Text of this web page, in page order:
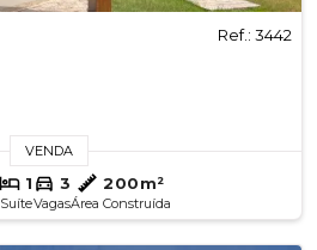
Ref.: 3442
VENDA
1
Suíte
3
Vagas
200m²
Área Construída